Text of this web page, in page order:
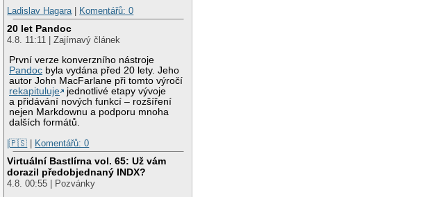
Ladislav Hagara | Komentářů: 0
20 let Pandoc
4.8. 11:11 | Zajímavý článek
První verze konverzního nástroje
Pandoc byla vydána před 20 lety. Jeho
autor John MacFarlane při tomto výročí
rekapituluje
jednotlivé etapy vývoje
a přidávání nových funkcí – rozšíření
nejen Markdownu a podporu mnoha
dalších formátů.
|🇵🇸 | Komentářů: 0
Virtuální Bastlírna vol. 65: Už vám
dorazil předobjednaný INDX?
4.8. 00:55 | Pozvánky